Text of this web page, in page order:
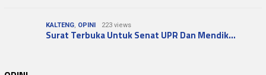
KALTENG, OPINI 223 views
Surat Terbuka Untuk Senat UPR Dan Mendik…